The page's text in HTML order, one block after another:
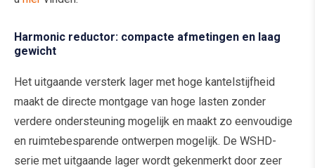
Harmonic reductor: compacte afmetingen en laag
gewicht
Het uitgaande versterk lager met hoge kantelstijfheid
maakt de directe montgage van hoge lasten zonder
verdere ondersteuning mogelijk en maakt zo eenvoudige
en ruimtebesparende ontwerpen mogelijk. De WSHD-
serie met uitgaande lager wordt gekenmerkt door zeer